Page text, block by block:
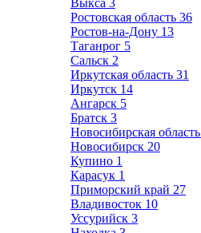
Выкса 3
Ростовская область 36
Ростов-на-Дону 13
Таганрог 5
Сальск 2
Иркутская область 31
Иркутск 14
Ангарск 5
Братск 3
Новосибирская область
Новосибирск 20
Купино 1
Карасук 1
Приморский край 27
Владивосток 10
Уссурийск 3